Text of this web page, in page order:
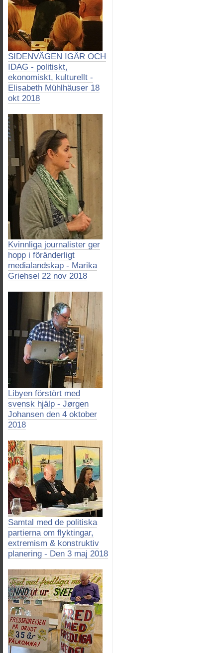
SIDENVÄGEN IGÅR OCH
IDAG - politiskt,
ekonomiskt, kulturellt -
Elisabeth Mühlhäuser 18
okt 2018
Kvinnliga journalister ger
hopp i föränderligt
medialandskap - Marika
Griehsel 22 nov 2018
Libyen förstört med
svensk hjälp - Jørgen
Johansen den 4 oktober
2018
Samtal med de politiska
partierna om flyktingar,
extremism & konstruktiv
planering - Den 3 maj 2018